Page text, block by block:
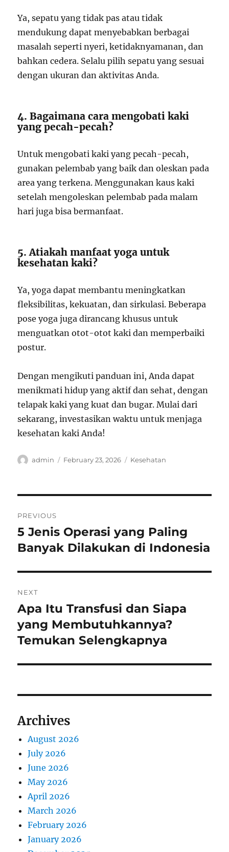
Ya, sepatu yang tidak pas atau tidak
mendukung dapat menyebabkan berbagai
masalah seperti nyeri, ketidaknyamanan, dan
bahkan cedera. Selalu pilih sepatu yang sesuai
dengan ukuran dan aktivitas Anda.
4. Bagaimana cara mengobati kaki
yang pecah-pecah?
Untuk mengobati kaki yang pecah-pecah,
gunakan pelembab yang baik dan oleskan pada
area yang terkena. Menggunakan kaus kaki
setelah mengoleskan pelembab pada malam
hari juga bisa bermanfaat.
5. Atiakah manfaat yoga untuk
kesehatan kaki?
Ya, yoga dapat membantu meningkatkan
fleksibilitas, kekuatan, dan sirkulasi. Beberapa
pose yoga juga dirancang khusus untuk
menguatkan otot-otot kaki dan memperbaiki
postur.
Dengan mengikuti panduan ini, Anda dapat
menikmati hidup yang aktif dan sehat, dengan
telapak kaki yang kuat dan bugar. Mulai dari
sekarang, investasikan waktu untuk menjaga
kesehatan kaki Anda!
Author
admin
Posted
February 23, 2026 Categories
Kesehatan
navigation
PREVIOUS
Previous
post:
5 Jenis Operasi yang Paling
Banyak Dilakukan di Indonesia
NEXT
Next
post:
Apa Itu Transfusi dan Siapa
yang Membutuhkannya?
Temukan Selengkapnya
Archives
August 2026
July 2026
June 2026
May 2026
April 2026
March 2026
February 2026
January 2026